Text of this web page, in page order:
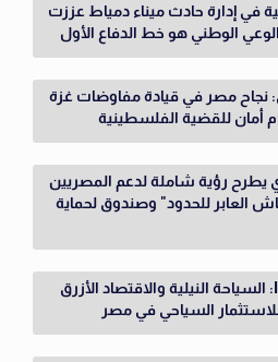
في إدارة حادث ميناء دمياط عززت
الوطني هو خط الدفاع الأول
نجاح مصر في قيادة مفاوضات غزة
أمان للقضية الفلسطينية
يطرح رؤية شاملة لدعم المصريين
العابر للحدود" وصندوق لحماية
رئيس إمكان IMKAN: السياحة النيلية والاقتصاد الأزرق
السياحي في مصر